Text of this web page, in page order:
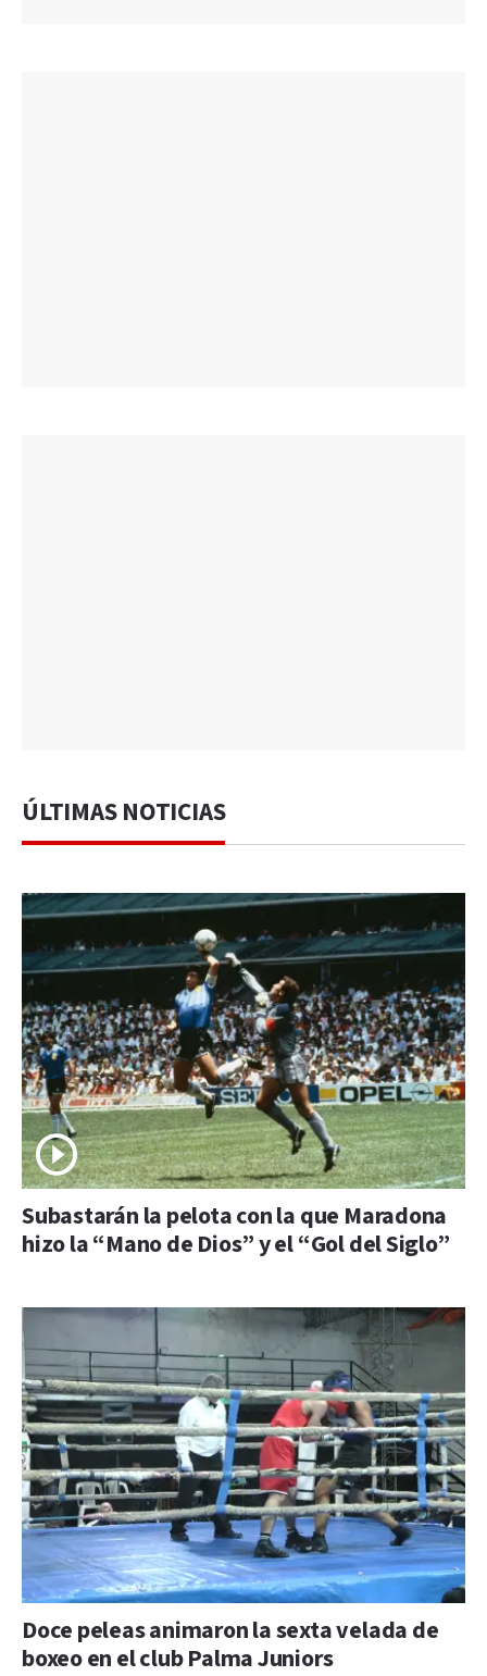
ÚLTIMAS NOTICIAS
Subastarán la pelota con la que Maradona
hizo la “Mano de Dios” y el “Gol del Siglo”
Doce peleas animaron la sexta velada de
boxeo en el club Palma Juniors